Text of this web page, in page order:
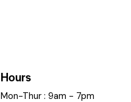
Hours
Mon-Thur : 9am - 7pm